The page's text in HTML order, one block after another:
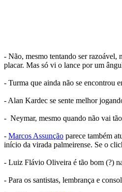
- Não, mesmo tentando ser razoável,
placar. Mas só vi o lance por um
- Turma que ainda não se encontrou
- Alan Kardec se sente melhor
- Neymar, mesmo quando não vai
- Marcos Assunção parece também
início da virada palmeirense. Se o
- Luiz Flávio Oliveira é tão bom (?)
- Para os santistas, lembrança e